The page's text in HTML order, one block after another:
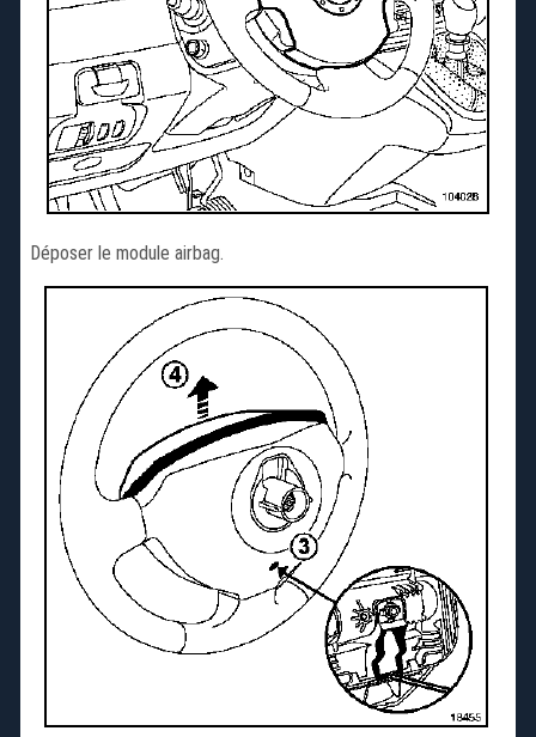
Déposer le module airbag.